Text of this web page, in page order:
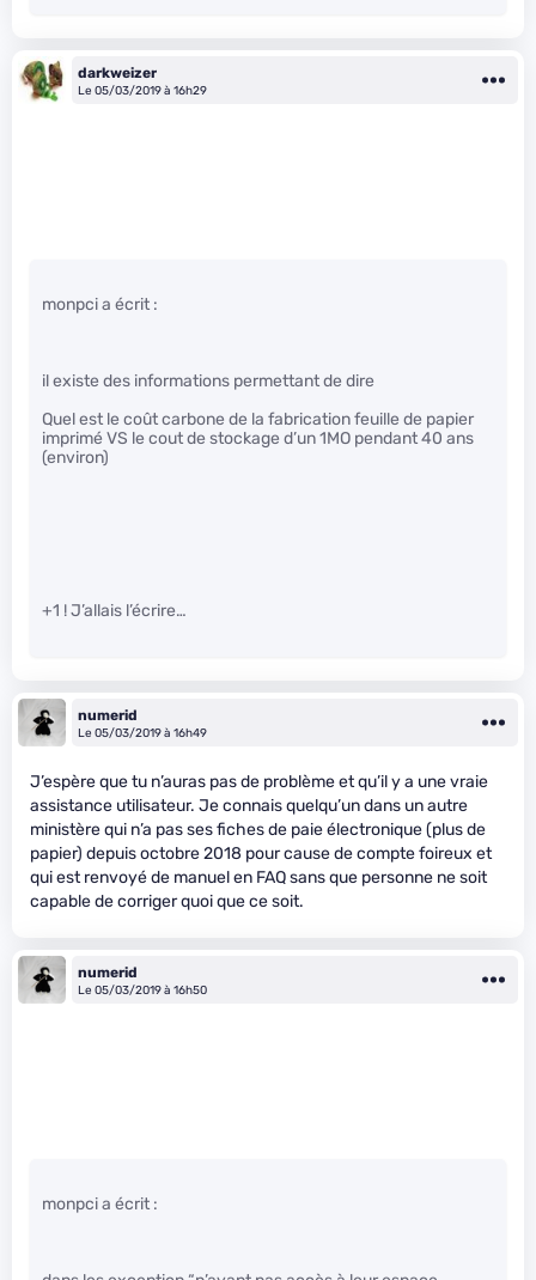
darkweizer
Le 05/03/2019 à 16h29
monpci a écrit :
il existe des informations permettant de dire
Quel est le coût carbone de la fabrication feuille de papier
imprimé VS le cout de stockage d’un 1MO pendant 40 ans
(environ)
+1 ! J’allais l’écrire…
numerid
Le 05/03/2019 à 16h49
J’espère que tu n’auras pas de problème et qu’il y a une vraie
assistance utilisateur. Je connais quelqu’un dans un autre
ministère qui n’a pas ses fiches de paie électronique (plus de
papier) depuis octobre 2018 pour cause de compte foireux et
qui est renvoyé de manuel en FAQ sans que personne ne soit
capable de corriger quoi que ce soit.
numerid
Le 05/03/2019 à 16h50
monpci a écrit :